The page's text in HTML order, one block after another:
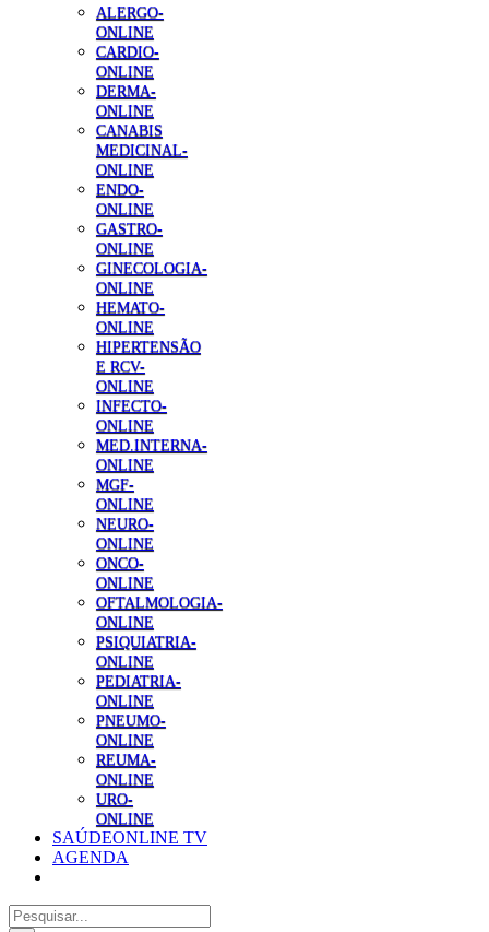
ALERGO-
ONLINE
CARDIO-
ONLINE
DERMA-
ONLINE
CANABIS
MEDICINAL-
ONLINE
ENDO-
ONLINE
GASTRO-
ONLINE
GINECOLOGIA-
ONLINE
HEMATO-
ONLINE
HIPERTENSÃO
E RCV-
ONLINE
INFECTO-
ONLINE
MED.INTERNA-
ONLINE
MGF-
ONLINE
NEURO-
ONLINE
ONCO-
ONLINE
OFTALMOLOGIA-
ONLINE
PSIQUIATRIA-
ONLINE
PEDIATRIA-
ONLINE
PNEUMO-
ONLINE
REUMA-
ONLINE
URO-
ONLINE
SAÚDEONLINE TV
AGENDA
Pesquisar